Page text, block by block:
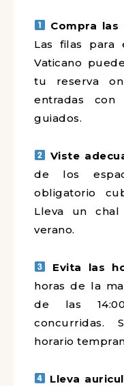
Compra
Las filas para
Vaticano
tu reserva
entradas
guiados.
Viste
de los
obligatorio
Lleva un
verano.
Evita las
horas de la
de las
concurridas.
horario
Lleva